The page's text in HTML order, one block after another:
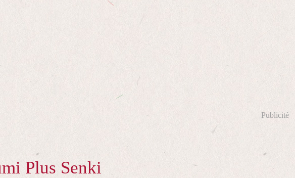
Plus Senki
Publicité